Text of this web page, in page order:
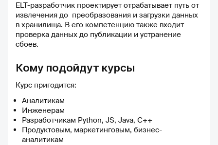
ELT-разработчик проектирует отрабатывает путь от
извлечения до преобразования и загрузки данных
в хранилища. В его компетенцию также входит
проверка данных до публикации и устранение
сбоев.
Кому подойдут курсы
Курс пригодится:
Аналитикам
Инженерам
Разработчикам Python, JS, Java, C++
Продуктовым, маркетинговым, бизнес-
аналитикам